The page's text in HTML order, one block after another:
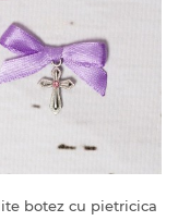
botez cu pietricica